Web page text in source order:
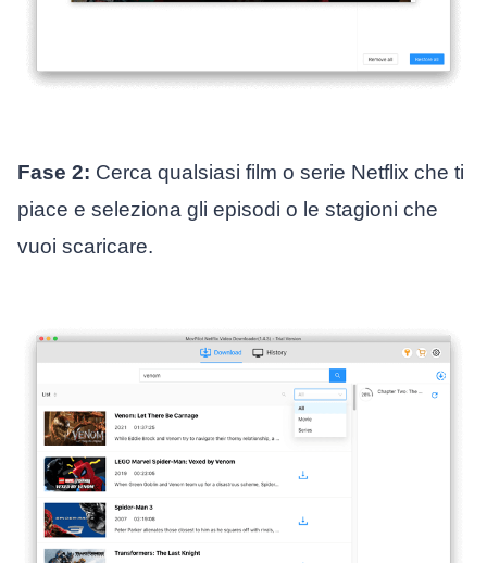
Fase 2: Cerca qualsiasi film o serie Netflix che ti
piace e seleziona gli episodi o le stagioni che
vuoi scaricare.